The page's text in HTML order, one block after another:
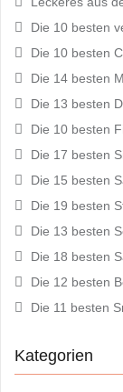
Die 10 besten
Die 10 besten
Die 14 besten
Die 13 besten
Die 10 besten
Die 17 besten
Die 15 besten
Die 19 besten
Die 13 besten
Die 18 besten
Die 12 besten
Die 11 besten
Kategorien